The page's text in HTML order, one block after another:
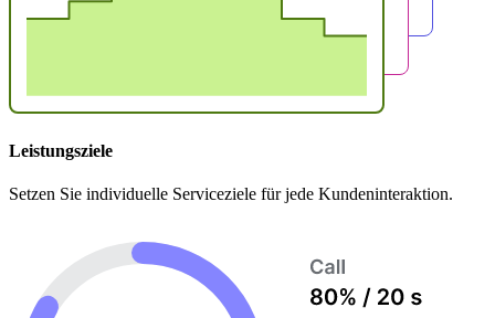
Leistungsziele
Setzen Sie individuelle Serviceziele für jede Kundeninteraktion.